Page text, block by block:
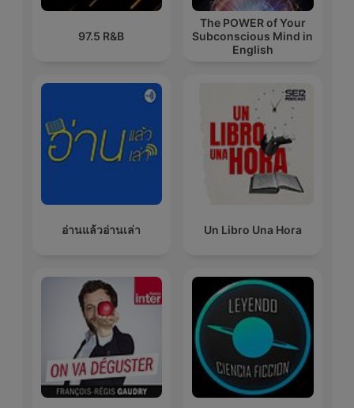
97.5 R&B
The POWER of Your
Subconscious Mind in
English
อ่านแล้วอ่านเล่า Un Libro Una Hora